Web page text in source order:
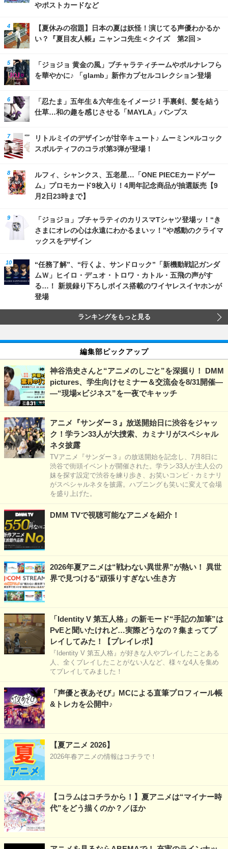
やポストカードなど
【夏休みの宿題】日本の夏は妖怪！演じてる声優わかるか
い？『夏目友人帳』ニャンコ先生＜クイズ 第2回＞
「ジョジョ 黄金の風」ブチャラティチームやポルナレフら
を華やかに♪ 「glamb」新作カプセルコレクション登場
「忍たま」五年生＆六年生をイメージ！手裏剣、髪を結う
仕草…和の趣を感じさせる「MAYLA」パンプス
リトルミイのデザインが甘辛キュート♪ ムーミン×ルコック
スポルティフのコラボ第3弾が登場！
ルフィ、シャンクス、五老星…「ONE PIECEカードゲー
ム」プロモカード9枚入り！4周年記念商品が抽選販売【9
月2日23時まで】
「ジョジョ」ブチャラティのカリスマTシャツ登場ッ！“き
さまにオレの心は永遠にわかるまいッ！”や感動のクライマ
ックスをデザイン
“任務了解”、“行くよ、サンドロック”「新機動戦記ガンダ
ムＷ」ヒイロ・デュオ・トロワ・カトル・五飛の声がす
る…！ 新規録り下ろしボイス搭載のワイヤレスイヤホンが
登場
ランキングをもっと見る
編集部ピックアップ
神谷浩史さんと“アニメのしごと”を深掘り！ DMM
pictures、学生向けセミナー＆交流会を8/31開催―
―“現場×ビジネス”を一夜でキャッチ
アニメ『サンダー３』放送開始日に渋谷をジャッ
ク！学ラン33人が大捜索、カミナリがスペシャル
ネタ披露
TVアニメ『サンダー３』の放送開始を記念し、7月8日に
渋谷で街頭イベントが開催された。学ラン33人が主人公の
妹を探す設定で渋谷を練り歩き、お笑いコンビ・カミナリ
がスペシャルネタを披露。ハプニングも笑いに変えて会場
を盛り上げた。
DMM TVで視聴可能なアニメを紹介！
2026年夏アニメは“戦わない異世界”が熱い！ 異世
界で見つける“頑張りすぎない生き方
「Identity V 第五人格」の新モード“手記の加筆”は
PvEと聞いたけれど…実際どうなの？集まってプ
レイしてみた！【プレイレポ】
『Identity V 第五人格』が好きな人やプレイしたことある
人、全くプレイしたことがない人など、様々な4人を集め
てプレイしてみました！
「声優と夜あそび」MCによる直筆プロフィール帳
&トレカを公開中♪
【夏アニメ 2026】
2026年春アニメの情報はコチラで！
【コラムはコチラから！】夏アニメは“マイナー時
代”をどう描くのか？／ほか